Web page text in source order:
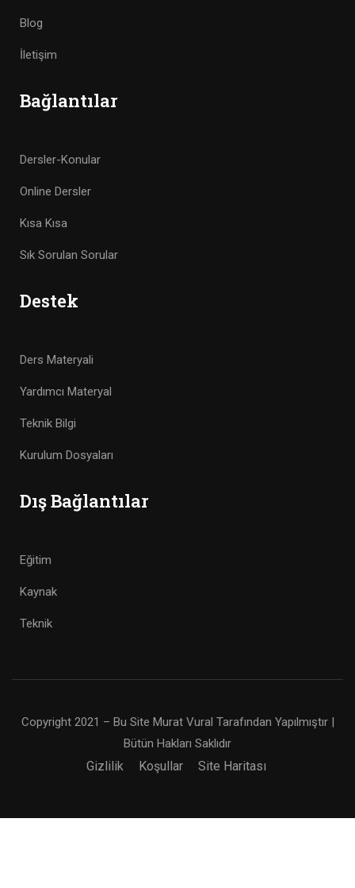
Blog
İletişim
Bağlantılar
Dersler-Konular
Online Dersler
Kısa Kısa
Sık Sorulan Sorular
Destek
Ders Materyali
Yardımcı Materyal
Teknik Bilgi
Kurulum Dosyaları
Dış Bağlantılar
Eğitim
Kaynak
Teknik
Copyright 2021 – Bu Site Murat Vural Tarafından Yapılmıştır |
Bütün Hakları Saklıdır
Gizlilik Koşullar Site Haritası